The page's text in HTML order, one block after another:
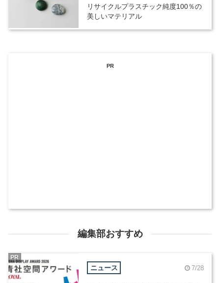
リサイクルプラスチック純度100％の
美しいマテリアル
PR
編集部おすすめ
ニュース 7/28
PR